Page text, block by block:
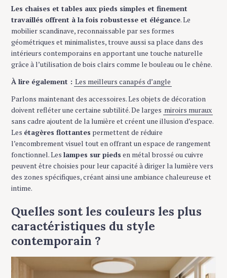
Les chaises et tables aux pieds simples et finement
travaillés offrent à la fois robustesse et élégance. Le
mobilier scandinave, reconnaissable par ses formes
géométriques et minimalistes, trouve aussi sa place dans des
intérieurs contemporains en apportant une touche naturelle
grâce à l’utilisation de bois clairs comme le bouleau ou le chêne.
À lire également : Les meilleurs canapés d’angle
Parlons maintenant des accessoires. Les objets de décoration
doivent refléter une certaine subtilité. De larges miroirs muraux
sans cadre ajoutent de la lumière et créent une illusion d’espace.
Les étagères flottantes permettent de réduire
l’encombrement visuel tout en offrant un espace de rangement
fonctionnel. Les lampes sur pieds en métal brossé ou cuivre
peuvent être choisies pour leur capacité à diriger la lumière vers
des zones spécifiques, créant ainsi une ambiance chaleureuse et
intime.
Quelles sont les couleurs les plus
caractéristiques du style
contemporain ?